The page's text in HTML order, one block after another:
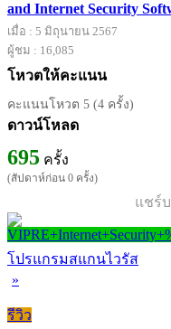
and Internet Security
เมื่อ : 5 มิถุนายน 2567
ผู้ชม : 16,085
โหวตให้คะแนน
คะแนนโหวต 5 (4 ครั้ง)
ดาวน์โหลด
695 ครั้ง
(สัปดาห์ก่อน 0 ครั้ง)
แชร์
โปรแกรมสแกนไวรัส
»
รีวิว